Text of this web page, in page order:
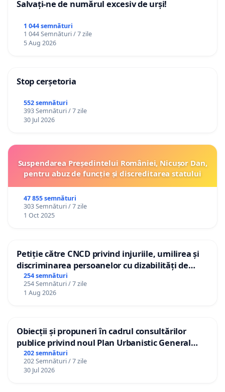
Salvați-ne de numărul excesiv de urși!
1 044 semnături
1 044 Semnături / 7 zile
5 Aug 2026
Stop cerșetoria
552 semnături
393 Semnături / 7 zile
30 Jul 2026
Suspendarea Președintelui României, Nicușor Dan,
pentru abuz de funcție și discreditarea statului
47 855 semnături
303 Semnături / 7 zile
1 Oct 2025
Petiție către CNCD privind injuriile, umilirea și
discriminarea persoanelor cu dizabilități de
către utilizatorul TikTok „Gorici”
254 semnături
254 Semnături / 7 zile
1 Aug 2026
Obiecții și propuneri în cadrul consultărilor
publice privind noul Plan Urbanistic General
(PUG) Ialoveni
202 semnături
202 Semnături / 7 zile
30 Jul 2026